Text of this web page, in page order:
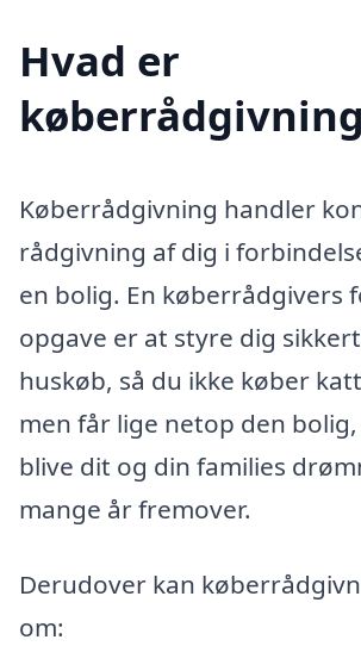
Hvad er
Køberrådgivning handler
rådgivning af dig i
en bolig. En køberrådgivers
opgave er at styre dig
huskøb, så du ikke køber
men får lige netop den
blive dit og din families
mange år fremover.
Derudover kan
om: